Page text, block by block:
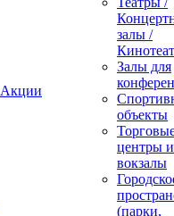
Акции
залы /
Залы для
объекты
центры и
вокзалы
(парки,